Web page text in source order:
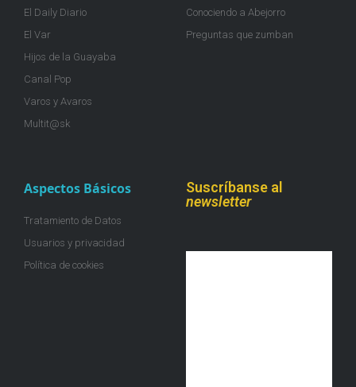
El Daily Diario
El Var
Hijos de la Guayaba
Canal Pop
Varos y Avaros
Multit@sk
Conociendo a Abejorro
Preguntas que zumban
Aspectos Básicos
Tratamiento de Datos
Usuarios y privacidad
Política de cookies
Suscríbanse al
newsletter